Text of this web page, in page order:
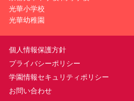
光華小学校
光華幼稚園
個人情報保護方針
プライバシーポリシー
学園情報セキュリティポリシー
お問い合わせ